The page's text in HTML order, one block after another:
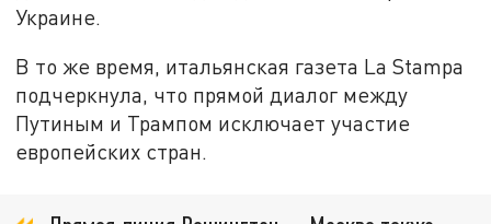
Украине.
В то же время, итальянская газета La Stampa
подчеркнула, что прямой диалог между
Путиным и Трампом исключает участие
европейских стран.